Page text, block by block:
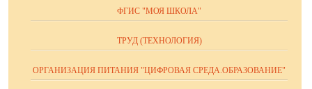
ФГИС "МОЯ ШКОЛА"
ТРУД (ТЕХНОЛОГИЯ)
ОРГАНИЗАЦИЯ ПИТАНИЯ "ЦИФРОВАЯ СРЕДА.ОБРАЗОВАНИЕ"